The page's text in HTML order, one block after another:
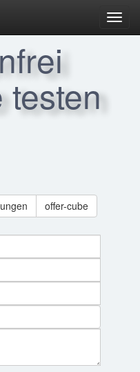
testen
offer-cube